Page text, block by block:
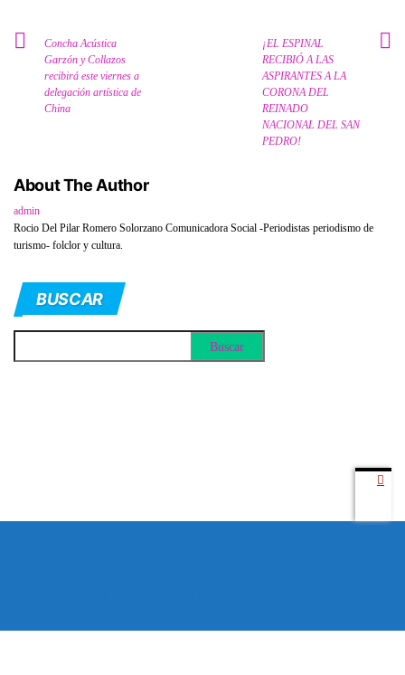
Concha Acústica
Garzón y Collazos
recibirá este viernes a
delegación artística de
China
¡EL ESPINAL
RECIBIÓ A LAS
ASPIRANTES A LA
CORONA DEL
REINADO
NACIONAL DEL SAN
PEDRO!
About The Author
admin
Rocio Del Pilar Romero Solorzano Comunicadora Social -Periodistas periodismo de
turismo- folclor y cultura.
BUSCAR